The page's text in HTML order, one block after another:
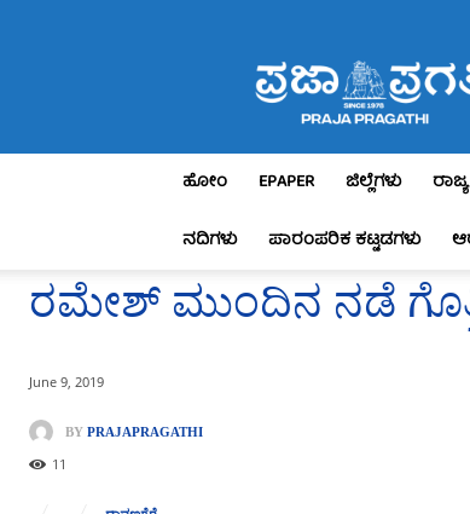
Pragathi
ಹೋಂ EPAPER ಜಿಲ್ಲೆಗಳು ರಾಜ್ಯ
ನದಿಗಳು
ಪಾರಂಪರಿಕ ಕಟ್ಟಡಗಳು
ರಮೇಶ್ ಮುಂದಿನ ನಡೆ
June 9, 2019
BY PRAJAPRAGATHI
11